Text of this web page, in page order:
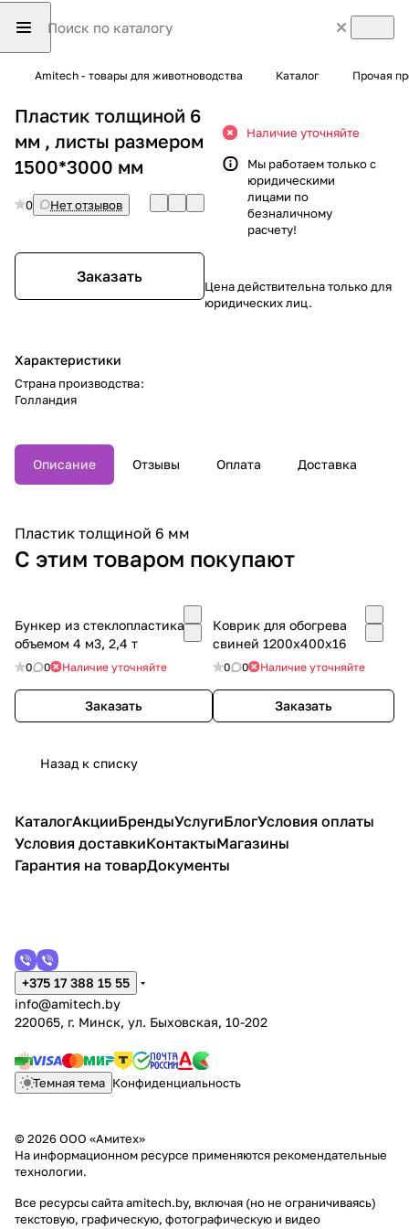
Amitech - товары для животноводства Каталог Прочая
Пластик толщиной 6
мм , листы размером
1500*3000 мм
0 Нет отзывов
Заказать
Характеристики
Страна производства:
Голландия
Наличие уточняйте
Мы работаем только с
юридическими
лицами по
безналичному
расчету!
Цена действительна только для
юридических лиц.
Описание Отзывы Оплата Доставка
Пластик толщиной 6 мм
С этим товаром покупают
Бункер из стеклопластика
объемом 4 м3, 2,4 т
0 0 Наличие уточняйте
Заказать
Коврик для обогрева
свиней 1200х400х16
0 0 Наличие уточняйте
Заказать
Назад к списку
КаталогАкцииБрендыУслугиБлогУсловия оплаты
Условия доставкиКонтактыМагазины
Гарантия на товарДокументы
+375 17 388 15 55
info@amitech.by
220065, г. Минск, ул. Быховская, 10-202
Темная тема Конфиденциальность
© 2026 ООО «Амитех»
На информационном ресурсе применяются рекомендательные
технологии.
Все ресурсы сайта amitech.by, включая (но не ограничиваясь)
текстовую, графическую, фотографическую и видео